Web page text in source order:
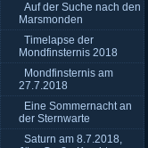
Auf der Suche nach den
Marsmonden
Timelapse der
Mondfinsternis 2018
Mondfinsternis am
27.7.2018
Eine Sommernacht an
der Sternwarte
Saturn am 8.7.2018,